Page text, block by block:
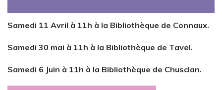
Samedi 11 Avril à 11h à la Bibliothèque de Connaux.
Samedi 30 mai à 11h à la Bibliothèque de Tavel.
Samedi 6 Juin à 11h à la Bibliothèque de Chusclan.